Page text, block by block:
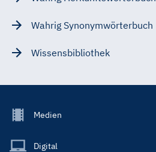
Wahrig Synonymwörterbuch
Wissensbibliothek
Footer
Main
Medien
Digital